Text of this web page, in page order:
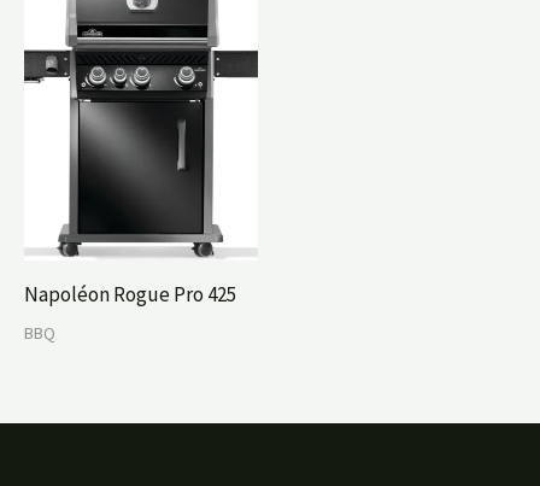
Napoléon Rogue Pro 425
BBQ